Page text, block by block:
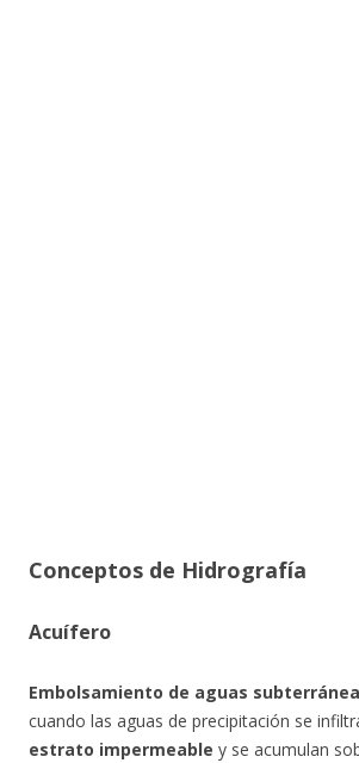
Conceptos de Hidrografía
Acuífero
Embolsamiento de aguas
cuando las aguas de precipitación se
estrato impermeable y se acumulan